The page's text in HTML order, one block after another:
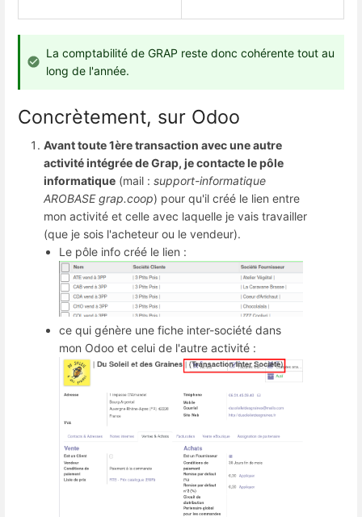
La comptabilité de GRAP reste donc cohérente tout au
long de l'année.
Concrètement, sur Odoo
Avant toute 1ère transaction avec une autre
activité intégrée de Grap, je contacte le pôle
informatique (mail : support-informatique
AROBASE grap.coop) pour qu'il créé le lien entre
mon activité et celle avec laquelle je vais travailler
(que je sois l'acheteur ou le vendeur).
Le pôle info créé le lien :
ce qui génère une fiche inter-société dans
mon Odoo et celui de l'autre activité :